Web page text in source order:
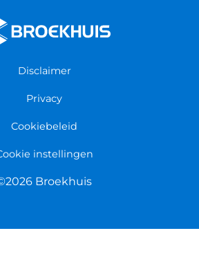
Disclaimer
Privacy
Cookiebeleid
instellingen
Broekhuis